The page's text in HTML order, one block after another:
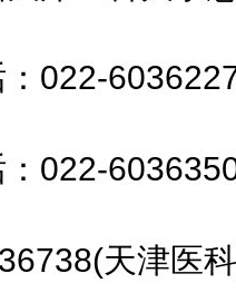
天津医科